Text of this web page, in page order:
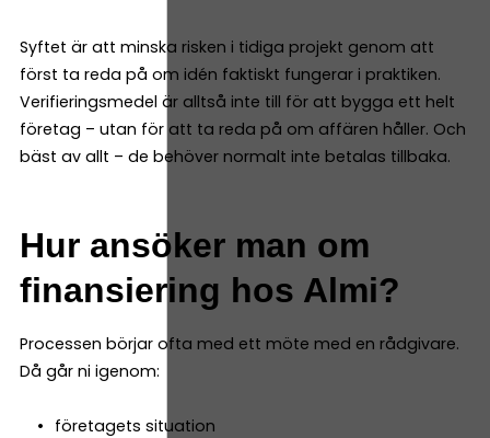
Syftet är att minska risken i tidiga projekt genom att
först ta reda på om idén faktiskt fungerar i praktiken.
Verifieringsmedel är alltså inte till för att bygga ett helt
företag – utan för att ta reda på om affären håller. Och
bäst av allt – de behöver normalt inte betalas tillbaka.
Hur ansöker man om
finansiering hos Almi?
Processen börjar ofta med ett möte med en rådgivare.
Då går ni igenom:
företagets situation